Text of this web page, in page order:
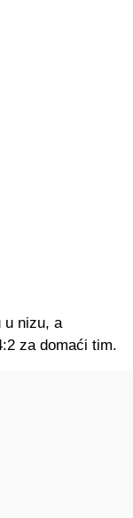
u nizu, a
za domaći tim.